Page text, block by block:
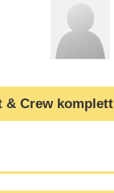
& Crew komplett